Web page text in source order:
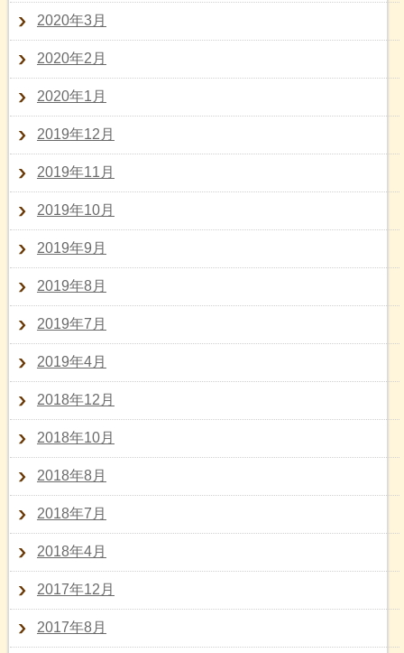
2020年3月
2020年2月
2020年1月
2019年12月
2019年11月
2019年10月
2019年9月
2019年8月
2019年7月
2019年4月
2018年12月
2018年10月
2018年8月
2018年7月
2018年4月
2017年12月
2017年8月